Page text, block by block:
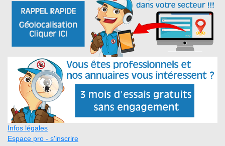
Infos légales
Espace pro - s'inscrire